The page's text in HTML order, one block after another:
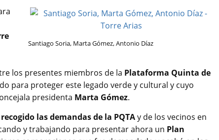
Santiago Soria, Marta Gómez, Antonio Díaz
los presentes miembros de la Plataforma Quinta de
para proteger este legado verde y cultural y cuyo
presidenta Marta Gómez.
las demandas de la PQTAy de los vecinos en
y trabajando para presentar ahora un Plan